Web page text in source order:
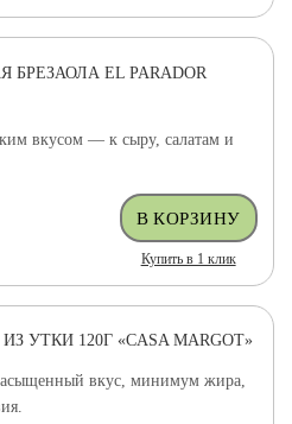
EL PARADOR
вкусом — к сыру, салатам и
Купить в 1 клик
УТКИ 120Г «CASA MARGOT»
вкус, минимум жира,